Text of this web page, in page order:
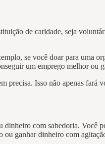
de caridade, seja
se você doar para uma
um emprego melhor ou
precisa. Isso não apenas
com sabedoria. Você
ganhar dinheiro com